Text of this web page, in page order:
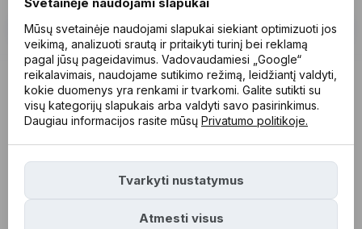
Mūsų svetainėje naudojami slapukai siekiant optimizuoti jos
veikimą, analizuoti srautą ir pritaikyti turinį bei reklamą
pagal jūsų pageidavimus. Vadovaudamiesi „Google“
reikalavimais, naudojame sutikimo režimą, leidžiantį valdyti,
kokie duomenys yra renkami ir tvarkomi. Galite sutikti su
visų kategorijų slapukais arba valdyti savo pasirinkimus.
Daugiau informacijos rasite mūsų Privatumo politikoje.
Tvarkyti nustatymus
Atmesti visus